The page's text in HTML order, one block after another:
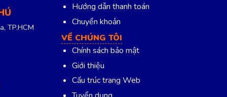
TP.HCM
Hướng dẫn thanh toán
Chuyển khoản
VỀ CHÚNG TÔI
Chính sách bảo mật
Giới thiệu
Cấu trúc trang Web